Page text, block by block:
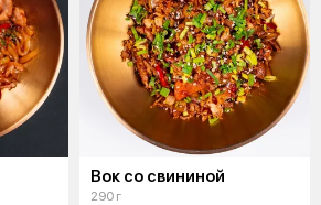
Вок со свининой
290 г